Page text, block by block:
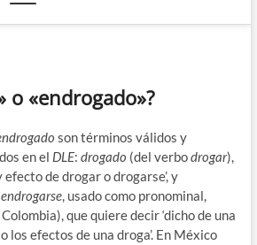
o «endrogado»?
son términos válidos y
en el DLE: drogado (del verbodrogar),
de drogar o drogarse’, y
endrogarse, usado como pronominal,
que quiere decir ‘dicho de una
los efectos de una droga’. En México